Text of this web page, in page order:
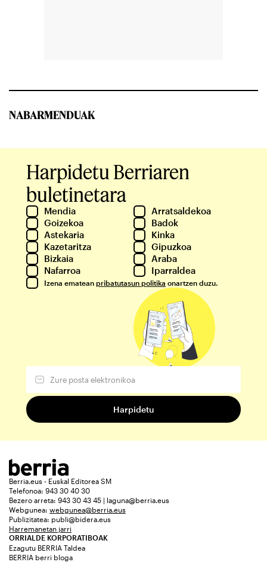
NABARMENDUAK
Harpidetu Berriaren
buletinetara
Mendia
Arratsaldekoa
Goizekoa
Badok
Astekaria
Kinka
Kazetaritza
Gipuzkoa
Bizkaia
Araba
Nafarroa
Iparraldea
Izena ematean pribatutasun politika onartzen duzu.
Berria.eus - Euskal Editorea SM
Telefonoa: 943 30 40 30
Bezero arreta: 943 30 43 45 | laguna@berria.eus
Webgunea: webgunea@berria.eus
Publizitatea: publi@bidera.eus
Harremanetan jarri
ORRIALDE KORPORATIBOAK
Ezagutu BERRIA Taldea
BERRIA berri bloga